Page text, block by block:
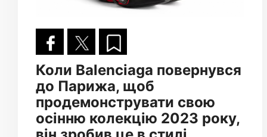
Коли Balenciaga повернувся
до Парижа, щоб
продемонструвати свою
осінню колекцію 2023 року,